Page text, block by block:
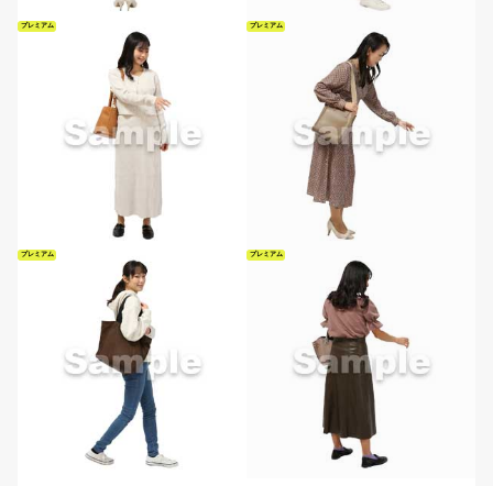
プレミアム プレミアム
プレミアム プレミアム